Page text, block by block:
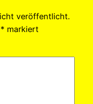
veröffentlicht.
* markiert